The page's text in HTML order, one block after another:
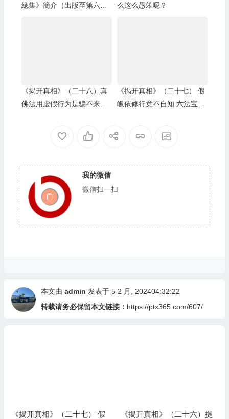
總集》簡介（出版至第六
么这么愚笨呢？
《揭开真相》（二十八）真
佛法用虚假行为是骗不来学
《揭开真相》（二十七） 假
皈依修行竟不自知 六法宝照
我的微信
微信扫一扫
本文由 admin 发表于 5 2 月, 202404:32:22
转载请务必保留本文链接： https://ptx365.com/607/
《揭开真相》（二十七） 假
《揭开真相》（二十六）提